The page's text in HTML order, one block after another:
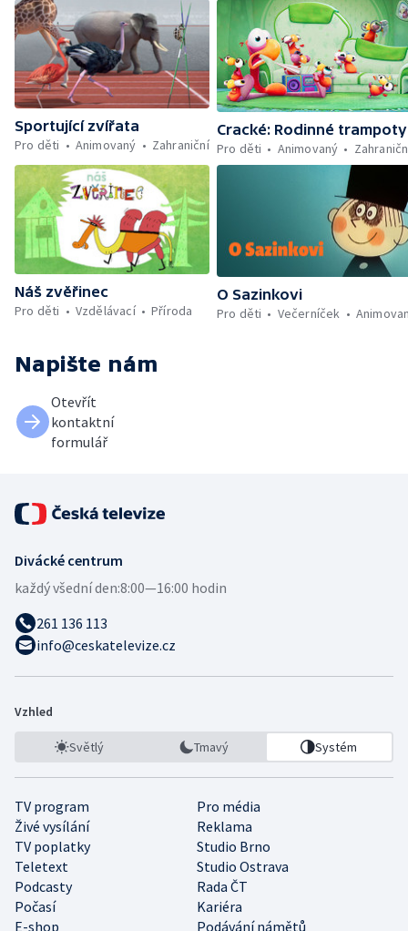
Sportující zvířata
Pro děti
Animovaný Zahraniční
Cracké: Rodinné trampoty
Pro děti
Animovaný
Náš zvěřinec
Pro děti
Vzdělávací Příroda
O Sazinkovi
Pro děti
Večerníček
Napište nám
Otevřít
kontaktní
formulář
Divácké centrum
každý všední den:8:00—16:00 hodin
261 136 113
info@ceskatelevize.cz
Vzhled
Světlý Tmavý Systém
TV program
Pro média
Živé vysílání
Reklama
TV poplatky
Studio Brno
Teletext
Studio Ostrava
Podcasty
Rada ČT
Počasí
Kariéra
E-shop
Podávání námětů